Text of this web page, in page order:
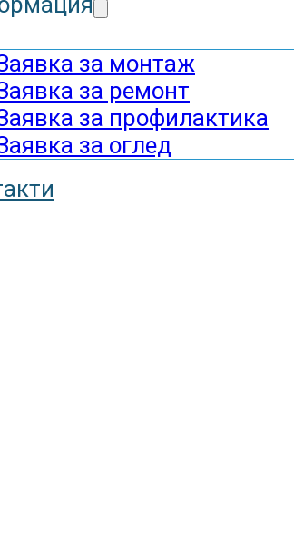
за монтаж
за ремонт
за профилактика
за оглед